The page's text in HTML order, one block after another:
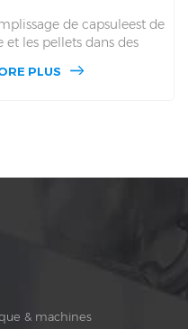
de capsuleest de
les pellets dans des
des capsules de taille
PLUS
& machines